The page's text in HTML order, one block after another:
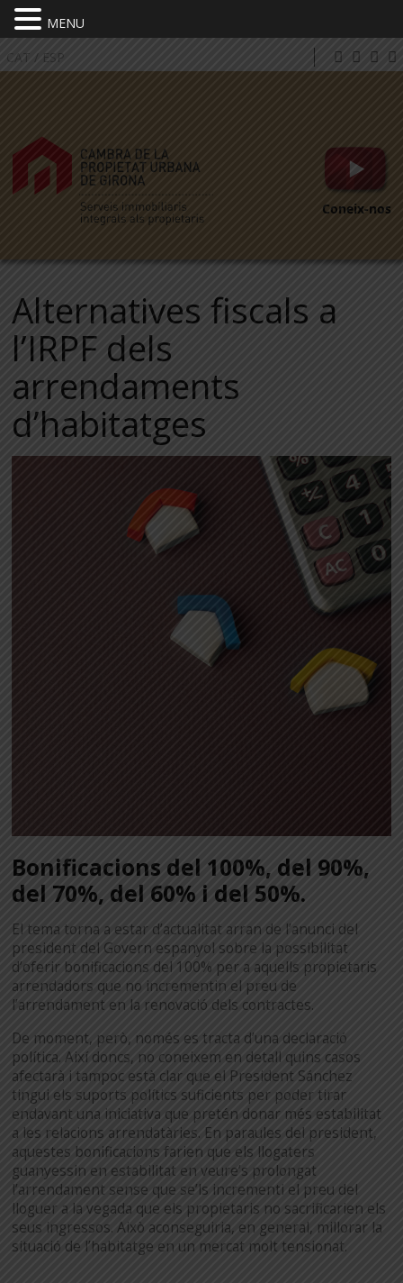
CAT / ESP
Coneix-nos
Alternatives fiscals a
l’IRPF dels
arrendaments
d’habitatges
Bonificacions del 100%, del 90%,
del 70%, del 60% i del 50%.
El tema torna a estar d’actualitat arran de l’anunci del
president del Govern espanyol sobre la possibilitat
d’oferir bonificacions del 100% per a aquells propietaris
arrendadors que no incrementin el preu de
l’arrendament en la renovació dels contractes.
De moment, però, només es tracta d’una declaració
política. Així doncs, no coneixem en detall quins casos
afectarà i tampoc està clar que el President Sánchez
tingui els suports polítics suficients per poder tirar
endavant una iniciativa que pretén donar més estabilitat
a les relacions arrendatàries. En paraules del president,
aquestes bonificacions farien que els llogaters
guanyessin en estabilitat en veure’s prolongat
l’arrendament sense que se’ls incrementi el preu del
lloguer a la vegada que els propietaris no sacrificarien els
seus ingressos. Això aconseguiria, en general, millorar la
situació de l’habitatge en un mercat molt tensionat.
MENU